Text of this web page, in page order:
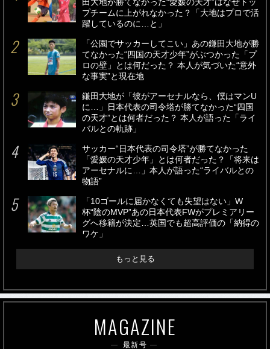
田大地が勝てなかった“愛媛の天才”はなぜトッ
プチームに上がれなかった？「大地はプロで活
躍しているのに…と」
「公園でサッカーしてこい」あの鎌田大地が勝
てなかった“四国の天才少年”がぶつかった「プ
ロの壁」とは何だった？ 本人が気づいた“意外
な事実”と現在地
鎌田大地が「彼がアーセナルなら、僕はマンU
に…」日本代表の司令塔が勝てなかった“四国
の天才”とは何者だった？ 本人が語った「ライ
バルとの軌跡」
サッカー“日本代表の司令塔”が勝てなかった
「愛媛の天才少年」とは何者だった？「将来は
アーセナルに…」本人が語った“ライバルとの
物語”
「10ゴールに届かなくても失望はない」W
杯“陰のMVP”あの日本代表FWがプレミアリー
グへ移籍が決定…英国でも超高評価の「納得の
ワケ」
もっと見る
MAGAZINE
最新号